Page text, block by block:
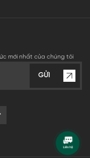
mới nhất của chúng tôi
GỬI